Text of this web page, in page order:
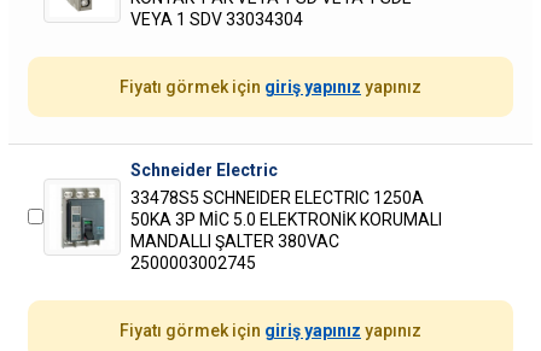
VEYA 1 SDV 33034304
Fiyatı görmek için giriş yapınız yapınız
Schneider Electric
33478S5 SCHNEIDER ELECTRIC 1250A
50KA 3P MİC 5.0 ELEKTRONİK KORUMALI
MANDALLI ŞALTER 380VAC
2500003002745
Fiyatı görmek için giriş yapınız yapınız